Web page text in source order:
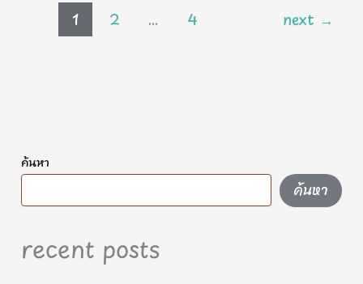
1 2 … 4 next →
ค้นหา
ค้นหา
recent posts